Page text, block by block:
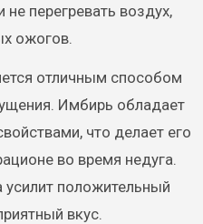
перегревать воздух,
ожогов.
отличным способом
Имбирь обладает
что делает его
во время недуга.
положительный
вкус.